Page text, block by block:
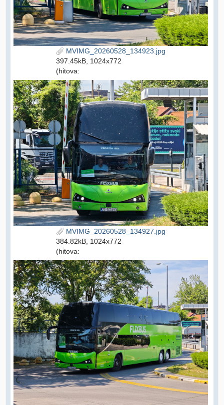
MVIMG_20260528_134923.jpg
397.45kB, 1024x772
(hitova:
MVIMG_20260528_134927.jpg
384.82kB, 1024x772
(hitova: